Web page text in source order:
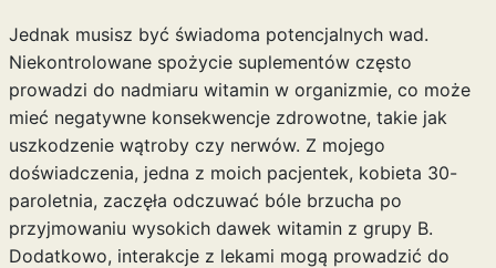
Jednak musisz być świadoma potencjalnych wad.
Niekontrolowane spożycie suplementów często
prowadzi do nadmiaru witamin w organizmie, co może
mieć negatywne konsekwencje zdrowotne, takie jak
uszkodzenie wątroby czy nerwów. Z mojego
doświadczenia, jedna z moich pacjentek, kobieta 30-
paroletnia, zaczęła odczuwać bóle brzucha po
przyjmowaniu wysokich dawek witamin z grupy B.
Dodatkowo, interakcje z lekami mogą prowadzić do